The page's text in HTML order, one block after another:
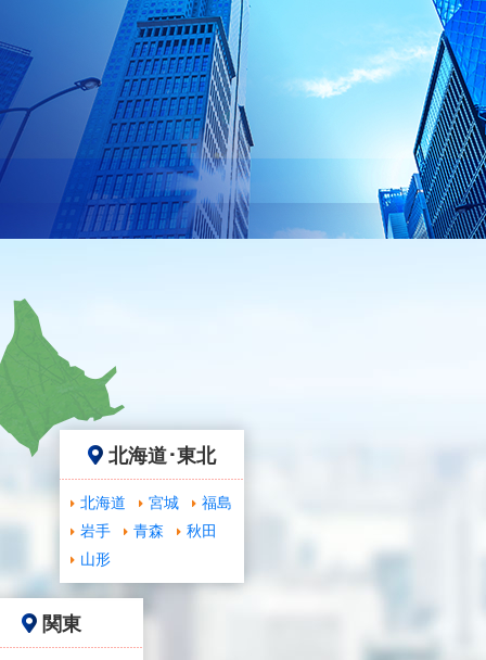
関東
北海道･東北
北海道 宮城
福島
岩手
青森
秋田
山形